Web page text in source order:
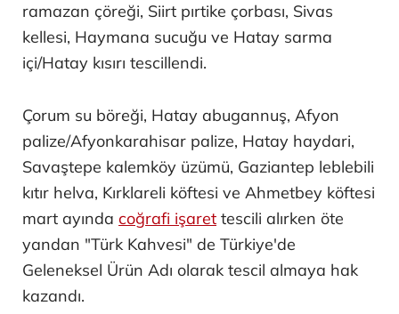
ramazan çöreği, Siirt pırtike çorbası, Sivas
kellesi, Haymana sucuğu ve Hatay sarma
içi/Hatay kısırı tescillendi.
Çorum su böreği, Hatay abugannuş, Afyon
palize/Afyonkarahisar palize, Hatay haydari,
Savaştepe kalemköy üzümü, Gaziantep leblebili
kıtır helva, Kırklareli köftesi ve Ahmetbey köftesi
mart ayında coğrafi işaret tescili alırken öte
yandan "Türk Kahvesi" de Türkiye'de
Geleneksel Ürün Adı olarak tescil almaya hak
kazandı.